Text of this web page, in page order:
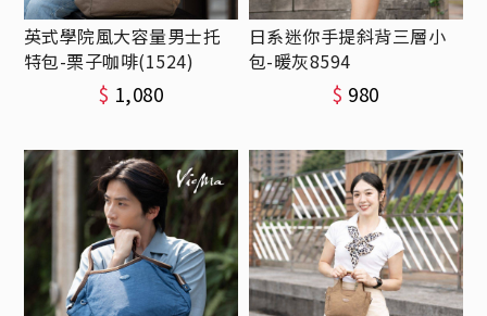
英式學院風大容量男士托
特包-栗子咖啡(1524)
$ 1,080
日系迷你手提斜背三層小
包-暖灰8594
$ 980